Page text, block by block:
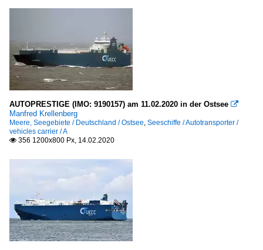
AUTOPRESTIGE (IMO: 9190157) am 11.02.2020 in der Ostsee 
Manfred Krellenberg
Meere, Seegebiete / Deutschland / Ostsee, Seeschiffe / Autotransporter /
vehicles carrier / A
 356 1200x800 Px, 14.02.2020